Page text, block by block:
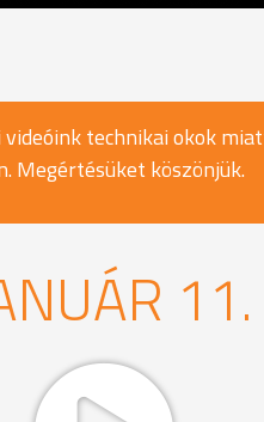
technikai okok
Megértésüket köszönjük.
11.